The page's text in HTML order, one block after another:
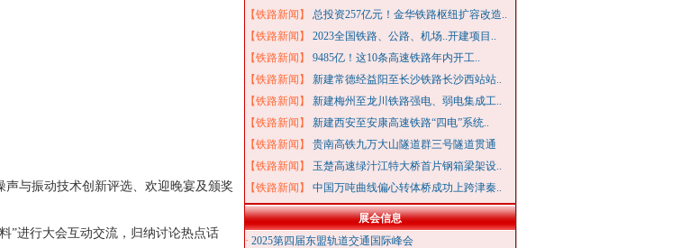
与振动技术创新评选、欢迎晚宴及颁奖
”进行大会互动交流，归纳讨论热点话
【铁路新闻】
总投资257亿元！金华铁路枢纽扩容改造..
【铁路新闻】
2023全国铁路、公路、机场..开建项目..
【铁路新闻】
9485亿！这10条高速铁路年内开工..
【铁路新闻】
新建常德经益阳至长沙铁路长沙西站站..
【铁路新闻】
新建梅州至龙川铁路强电、弱电集成工..
【铁路新闻】
新建西安至安康高速铁路“四电”系统..
【铁路新闻】
贵南高铁九万大山隧道群三号隧道贯通
【铁路新闻】
玉楚高速绿汁江特大桥首片钢箱梁架设..
【铁路新闻】
中国万吨曲线偏心转体桥成功上跨津秦..
展会信息
· 2025第四届东盟轨道交通国际峰会